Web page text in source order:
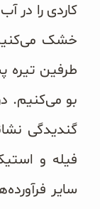
کاردی را در
خشک
طرفین تیره
بو می‌‌کنیم.
گندیدگی
فیله و
سایر